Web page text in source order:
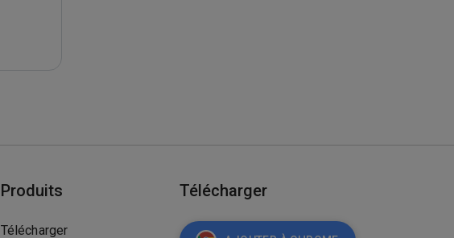
Produits
Télécharger
Télécharger